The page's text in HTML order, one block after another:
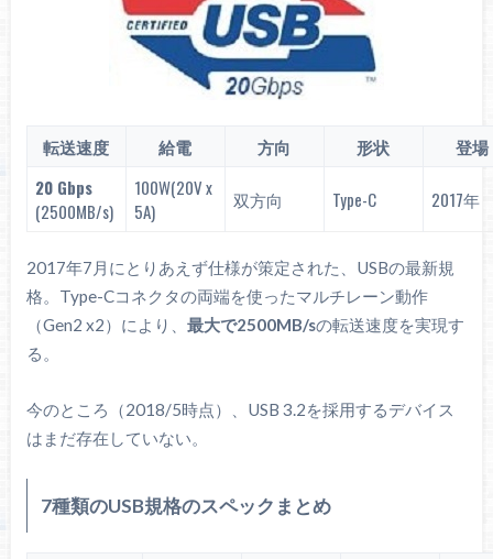
転送速度 給電 方向 形状
登場
20 Gbps
(2500MB/s)
100W(20V x
5A)
双方向 Type-C 2017年
2017年7月にとりあえず仕様が策定された、USBの最新規
格。Type-Cコネクタの両端を使ったマルチレーン動作
（Gen2 x2）により、 最大で2500MB/sの転送速度を実現す
る。
今のところ（2018/5時点）、USB 3.2を採用するデバイス
はまだ存在していない。
7種類のUSB規格のスペックまとめ